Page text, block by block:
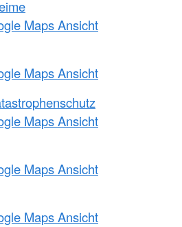
Maps Ansicht
Maps Ansicht
Maps Ansicht
Maps Ansicht
Maps Ansicht